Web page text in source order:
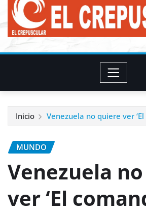
Inicio Venezuela no quiere ver
MUNDO
Venezuela
ver ‘El